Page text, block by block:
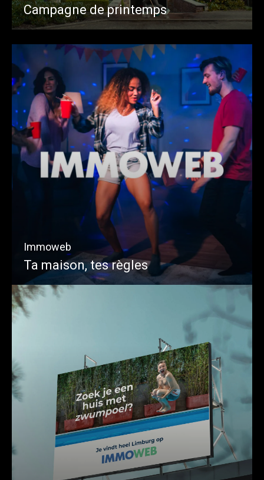
Campagne de printemps
Immoweb
Ta maison, tes règles